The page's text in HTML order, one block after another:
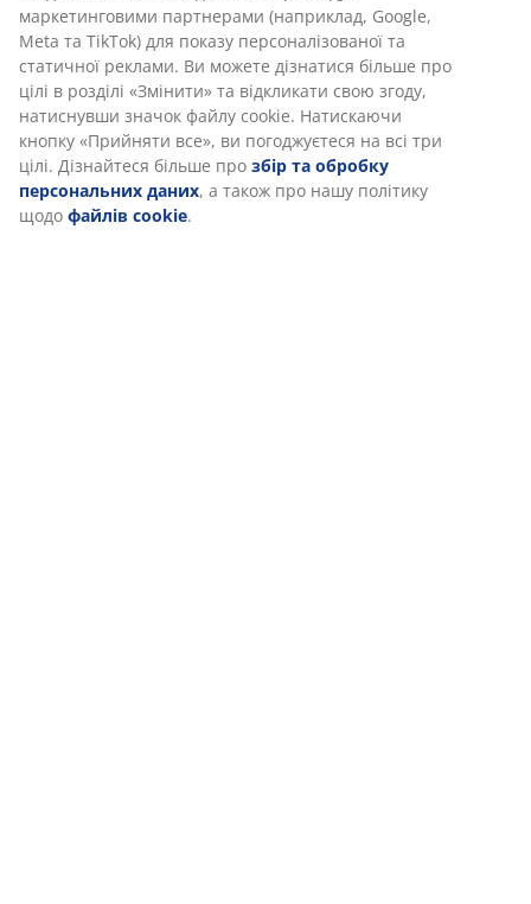
Артикул: 3700433
Інструкція по збірці
Характеристики